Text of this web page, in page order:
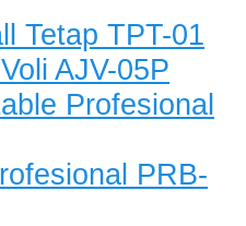
Tetap TPT-01
AJV-05P
Profesional
PRB-